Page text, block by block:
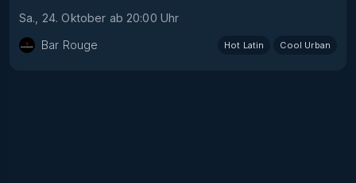
Sa., 24. Oktober ab 20:00 Uhr
Bar Rouge
Hot Latin Cool Urban